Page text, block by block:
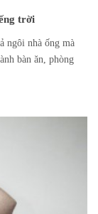
trời
ngôi nhà ống mà
bàn ăn, phòng